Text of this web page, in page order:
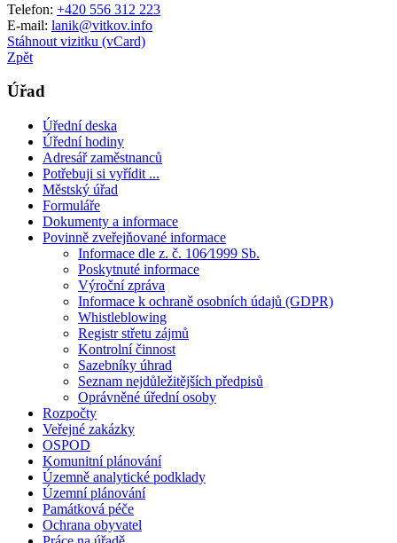
Telefon: +420 556 312 223
E-mail: lanik@vitkov.info
Stáhnout vizitku (vCard)
Zpět
Úřad
Úřední deska
Úřední hodiny
Adresář zaměstnanců
Potřebuji si vyřídit ...
Městský úřad
Formuláře
Dokumenty a informace
Povinně zveřejňované informace
Informace dle z. č. 106⁄1999 Sb.
Poskytnuté informace
Výroční zpráva
Informace k ochraně osobních údajů (GDPR)
Whistleblowing
Registr střetu zájmů
Kontrolní činnost
Sazebníky úhrad
Seznam nejdůležitějších předpisů
Oprávněné úřední osoby
Rozpočty
Veřejné zakázky
OSPOD
Komunitní plánování
Územně analytické podklady
Územní plánování
Památková péče
Ochrana obyvatel